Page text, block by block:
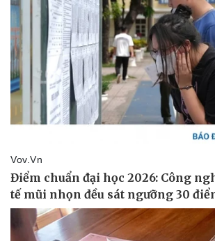
Tư vấn luật
Phân tích